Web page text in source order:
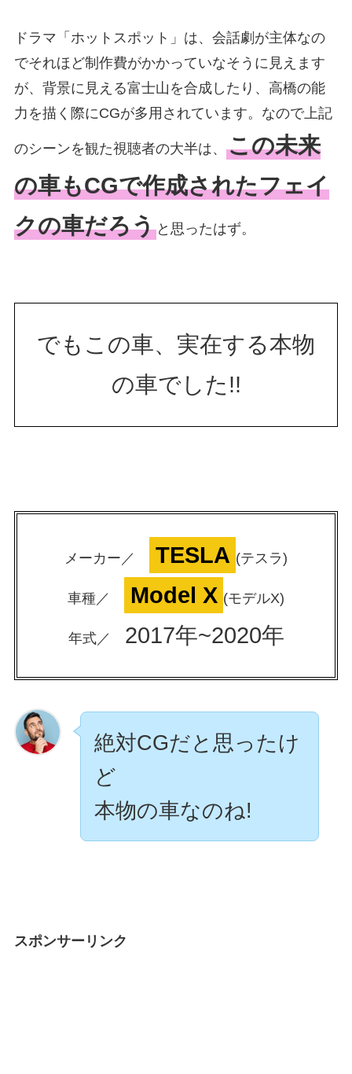
ドラマ「ホットスポット」は、会話劇が主体なの
でそれほど制作費がかかっていなそうに見えます
が、背景に見える富士山を合成したり、高橋の能
力を描く際にCGが多用されています。なので上記
のシーンを観た視聴者の大半は、 この未来
の車もCGで作成されたフェイ
クの車だろうと思ったはず。
でもこの車、実在する本物
の車でした!!
メーカー／ TESLA (テスラ)
車種／ Model X (モデルX)
年式／ 2017年~2020年
絶対CGだと思ったけ
ど
本物の車なのね!
スポンサーリンク